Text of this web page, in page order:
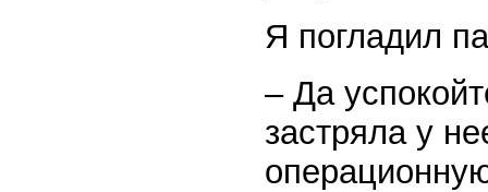
Я погладил
– Да
застряла у